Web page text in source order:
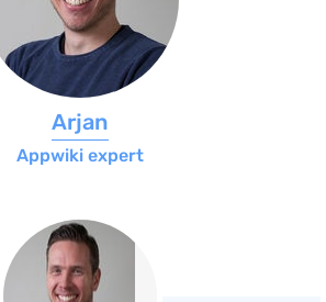
Arjan
Appwiki expert